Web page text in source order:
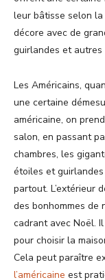
leur bâtisse selon
décore avec de
guirlandes et
Les Américains,
une certaine
américaine, on
salon, en passant
chambres, les
étoiles et
partout. L’extérieur
des bonhommes de
cadrant avec Noël.
pour choisir la
Cela peut paraître
l’américaine est